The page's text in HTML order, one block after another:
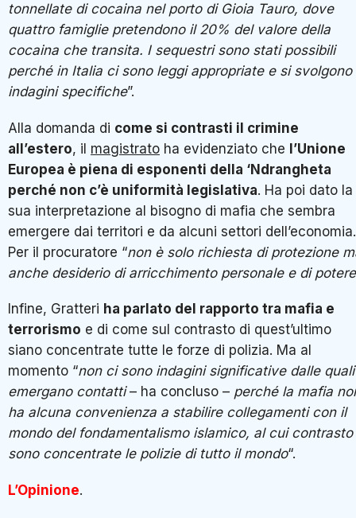
tonnellate di cocaina nel porto di Gioia Tauro, dove
quattro famiglie pretendono il 20% del valore della
cocaina che transita. I sequestri sono stati possibili
perché in Italia ci sono leggi appropriate e si svolgono
indagini specifiche”.
Alla domanda di come si contrasti il crimine
all’estero, il magistrato ha evidenziato che l’Unione
Europea è piena di esponenti della ‘Ndrangheta
perché non c’è uniformità legislativa. Ha poi dato la
sua interpretazione al bisogno di mafia che sembra
emergere dai territori e da alcuni settori dell’economia.
Per il procuratore “non è solo richiesta di protezione
anche desiderio di arricchimento personale e di potere
Infine, Gratteri ha parlato del rapporto tra mafia e
terrorismo e di come sul contrasto di quest’ultimo
siano concentrate tutte le forze di polizia. Ma al
momento “non ci sono indagini significative dalle quali
emergano contatti– ha concluso – perché la mafia
ha alcuna convenienza a stabilire collegamenti con il
mondo del fondamentalismo islamico, al cui contrasto
sono concentrate le polizie di tutto il mondo“.
L’Opinione.